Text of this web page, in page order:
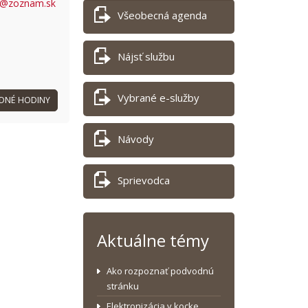
HODINY
Všeobecná agenda
Nájsť službu
Vybrané e-služby
Návody
Sprievodca
Aktuálne témy
Ako rozpoznať podvodnú
stránku